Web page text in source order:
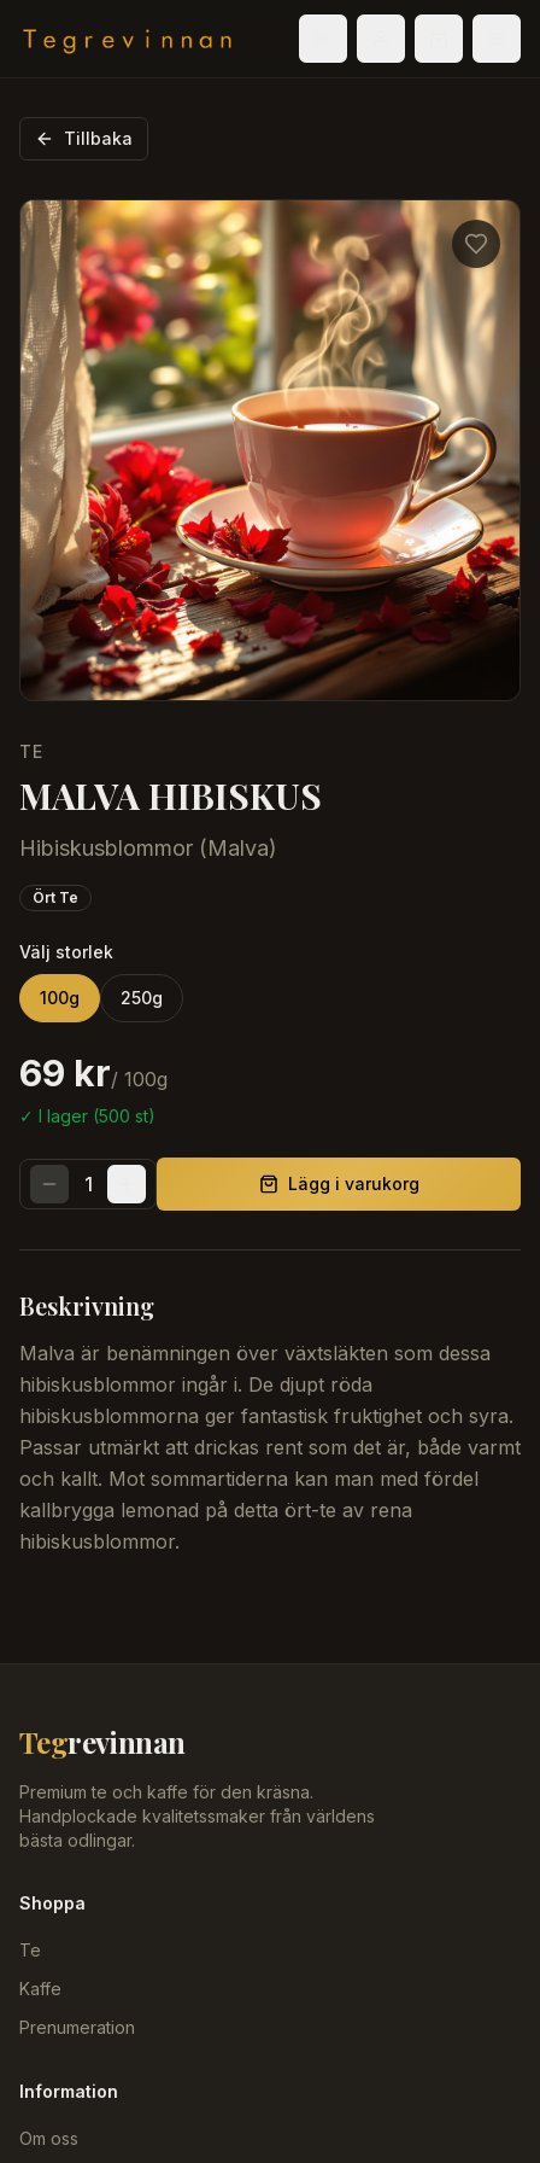
Tillbaka
TE
MALVA HIBISKUS
Hibiskusblommor (Malva)
Ört Te
Välj storlek
100g 250g
69 kr/ 100g
✓ I lager (500 st)
1 Lägg i varukorg
Beskrivning
Malva är benämningen över växtsläkten som dessa
hibiskusblommor ingår i. De djupt röda
hibiskusblommorna ger fantastisk fruktighet och syra.
Passar utmärkt att drickas rent som det är, både varmt
och kallt. Mot sommartiderna kan man med fördel
kallbrygga lemonad på detta ört-te av rena
hibiskusblommor.
Tegrevinnan
Premium te och kaffe för den kräsna.
Handplockade kvalitetssmaker från världens
bästa odlingar.
Shoppa
Te
Kaffe
Prenumeration
Information
Om oss